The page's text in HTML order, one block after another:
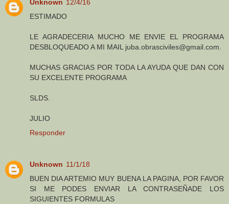
Unknown 12/4/16
ESTIMADO
LE AGRADECERIA MUCHO ME ENVIE EL PROGRAMA
DESBLOQUEADO A MI MAIL juba.obrasciviles@gmail.com.
MUCHAS GRACIAS POR TODA LA AYUDA QUE DAN CON
SU EXCELENTE PROGRAMA
SLDS.
JULIO
Responder
Unknown 11/1/18
BUEN DIA ARTEMIO MUY BUENA LA PAGINA, POR FAVOR
SI ME PODES ENVIAR LA CONTRASEÑADE LOS
SIGUIENTES FORMULAS